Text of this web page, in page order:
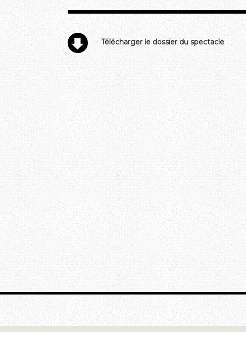
Télécharger le dossier du spectacle